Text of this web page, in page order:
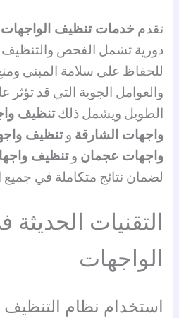
تقدم خدمات تنظيف الواجهات
دورية تشمل الفحص والتنظيف
للحفاظ على سلامة المبنى
والعوامل الجوية التي قد
الطويل ويشمل ذلكتنظيف
واجهات الشارقة وتنظيف
واجهات عجمان وتنظيف
لضمان نتائج متكاملة في جميع
التقنيات
الواجهات
استخدام نظام التنظيف